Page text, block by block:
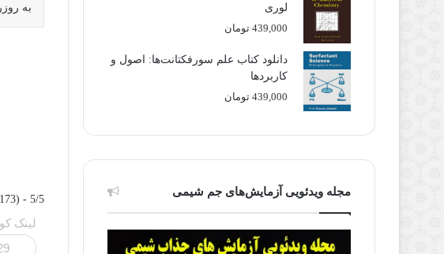
به
5/5 - (173 امتیاز)
لینک
لوری
439,000 تومان
دانلود کتاب علم سورفکتانت‌ها: اصول و
کاربردها
439,000 تومان
مجله ویدئویی آزمایش‌های جم شیمی